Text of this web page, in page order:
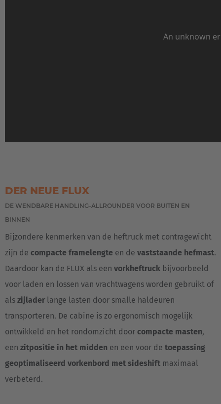
DER NEUE FLUX
DE WENDBARE HANDLING-ALLROUNDER VOOR BUITEN EN
BINNEN
Bijzondere kenmerken van de heftruck met contragewicht
zijn de compacte framelengte en de vaststaande hefmast.
Daardoor kan de FLUX als een vorkheftruck bijvoorbeeld
voor laden en lossen van vrachtwagens worden gebruikt of
als zijlader lange lasten door smalle haldeuren
transporteren. De cabine is zo ergonomisch mogelijk
ontwikkeld en het rondomzicht door compacte masten,
een zitpositie in het midden en een voor de toepassing
geoptimaliseerd vorkenbord met sideshift maximaal
verbeterd.